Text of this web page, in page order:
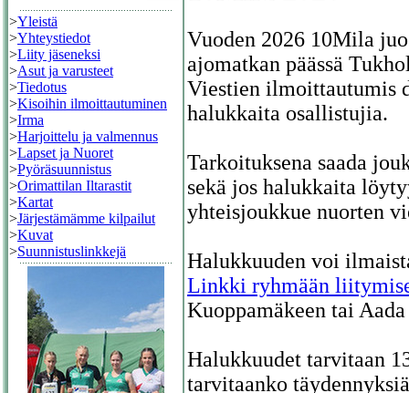
>Yleistä
>Yhteystiedot
>Liity jäseneksi
>Asut ja varusteet
>Tiedotus
>Kisoihin ilmoittautuminen
>Irma
>Harjoittelu ja valmennus
>Lapset ja Nuoret
>Pyöräsuunnistus
>Orimattilan Iltarastit
>Kartat
>Järjestämämme kilpailut
>Kuvat
>Suunnistuslinkkejä
Vuoden 2026 10Mila
ajomatkan päässä
Viestien ilmoittautumis
halukkaita osallistujia.
Tarkoituksena saada
sekä jos halukkaita
yhteisjoukkue nuorten
Halukkuuden voi
Linkki ryhmään
Kuoppamäkeen tai
Halukkuudet tarvitaan
tarvitaanko